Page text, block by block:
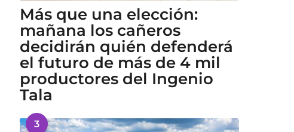
Más que una elección:
mañana los cañeros
decidirán quién defenderá
el futuro de más de 4 mil
productores del Ingenio
Tala
3